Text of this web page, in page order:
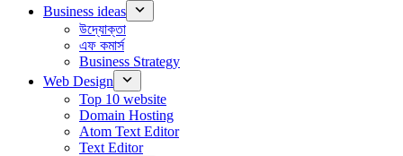
Business ideas
উদ্যোক্তা
এফ কমার্স
Business Strategy
Web Design
Top 10 website
Domain Hosting
Atom Text Editor
Text Editor